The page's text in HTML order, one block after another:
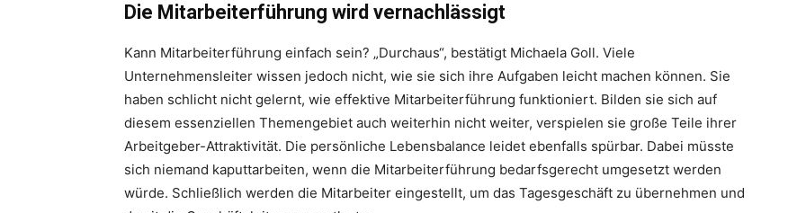
Die Mitarbeiterführung wird vernachlässigt
Kann Mitarbeiterführung einfach sein? „Durchaus“, bestätigt Michaela Goll. Viele
Unternehmensleiter wissen jedoch nicht, wie sie sich ihre Aufgaben leicht machen können. Sie
haben schlicht nicht gelernt, wie effektive Mitarbeiterführung funktioniert. Bilden sie sich auf
diesem essenziellen Themengebiet auch weiterhin nicht weiter, verspielen sie große Teile ihrer
Arbeitgeber-Attraktivität. Die persönliche Lebensbalance leidet ebenfalls spürbar. Dabei müsste
sich niemand kaputtarbeiten, wenn die Mitarbeiterführung bedarfsgerecht umgesetzt werden
würde. Schließlich werden die Mitarbeiter eingestellt, um das Tagesgeschäft zu übernehmen und